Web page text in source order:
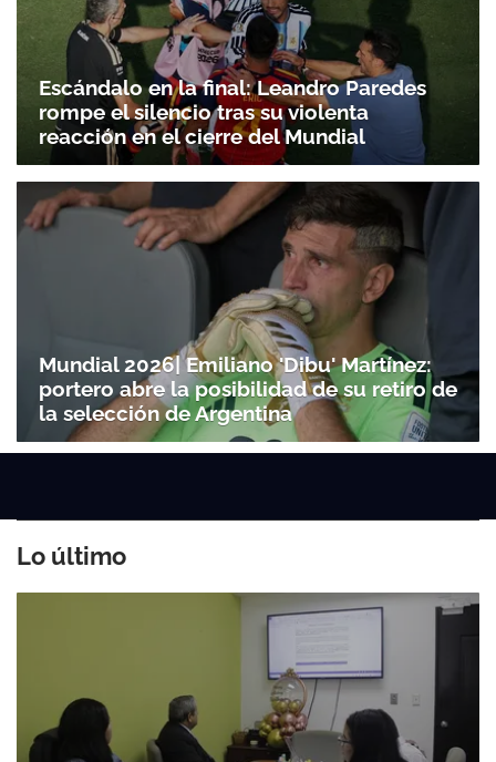
Escándalo en la final: Leandro Paredes
rompe el silencio tras su violenta
reacción en el cierre del Mundial
Mundial 2026| Emiliano 'Dibu' Martínez:
portero abre la posibilidad de su retiro de
la selección de Argentina
Lo último